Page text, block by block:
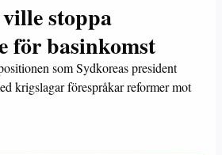
stoppa
för basinkomst
som Sydkoreas president
krigslagar förespråkar reformer mot